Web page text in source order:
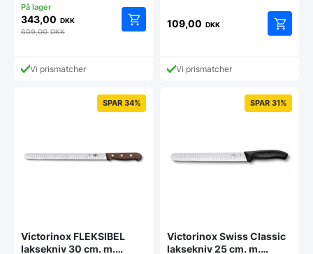
343,00 DKK
609,00DKK
Vi prismatcher
109,00 DKK
Vi prismatcher
SPAR 34%
Victorinox FLEKSIBEL
laksekniv 30 cm. m.
SPAR 31%
Victorinox Swiss Classic
laksekniv 25 cm. m.